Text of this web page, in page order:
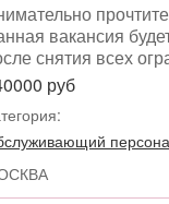
вакансия
снятия всех
руб